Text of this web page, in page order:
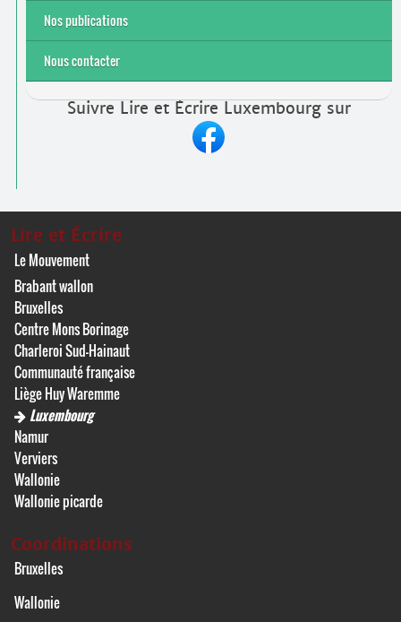
Nos publications
Nous contacter
Suivre Lire et Écrire Luxembourg sur
Lire et Écrire
Le Mouvement
Brabant wallon
Bruxelles
Centre Mons Borinage
Charleroi Sud-Hainaut
Communauté française
Liège Huy Waremme
Luxembourg
Namur
Verviers
Wallonie
Wallonie picarde
Coordinations
Bruxelles
Wallonie